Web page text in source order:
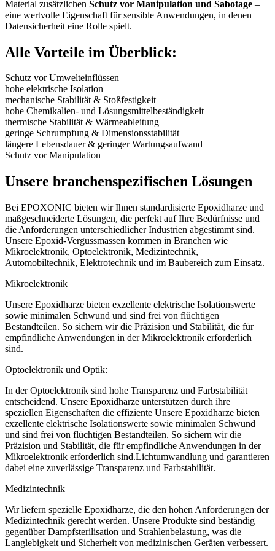
Material zusätzlichen Schutz vor Manipulation und Sabotage –
eine wertvolle Eigenschaft für sensible Anwendungen, in denen
Datensicherheit eine Rolle spielt.
Alle Vorteile im Überblick:
Schutz vor Umwelteinflüssen
hohe elektrische Isolation
mechanische Stabilität & Stoßfestigkeit
hohe Chemikalien- und Lösungsmittelbeständigkeit
thermische Stabilität & Wärmeableitung
geringe Schrumpfung & Dimensionsstabilität
längere Lebensdauer & geringer Wartungsaufwand
Schutz vor Manipulation
Unsere branchenspezifischen Lösungen
Bei EPOXONIC bieten wir Ihnen standardisierte Epoxidharze und
maßgeschneiderte Lösungen, die perfekt auf Ihre Bedürfnisse und
die Anforderungen unterschiedlicher Industrien abgestimmt sind.
Unsere Epoxid-Vergussmassen kommen in Branchen wie
Mikroelektronik, Optoelektronik, Medizintechnik,
Automobiltechnik, Elektrotechnik und im Baubereich zum Einsatz.
Mikroelektronik
Unsere Epoxidharze bieten exzellente elektrische Isolationswerte
sowie minimalen Schwund und sind frei von flüchtigen
Bestandteilen. So sichern wir die Präzision und Stabilität, die für
empfindliche Anwendungen in der Mikroelektronik erforderlich
sind.
Optoelektronik und Optik:
In der Optoelektronik sind hohe Transparenz und Farbstabilität
entscheidend. Unsere Epoxidharze unterstützen durch ihre
speziellen Eigenschaften die effiziente Unsere Epoxidharze bieten
exzellente elektrische Isolationswerte sowie minimalen Schwund
und sind frei von flüchtigen Bestandteilen. So sichern wir die
Präzision und Stabilität, die für empfindliche Anwendungen in der
Mikroelektronik erforderlich sind.Lichtumwandlung und garantieren
dabei eine zuverlässige Transparenz und Farbstabilität.
Medizintechnik
Wir liefern spezielle Epoxidharze, die den hohen Anforderungen der
Medizintechnik gerecht werden. Unsere Produkte sind beständig
gegenüber Dampfsterilisation und Strahlenbelastung, was die
Langlebigkeit und Sicherheit von medizinischen Geräten verbessert.